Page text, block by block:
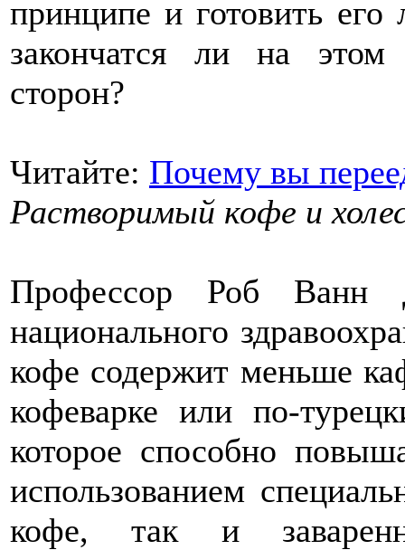
принципе и готовить
закончатся ли на этом
сторон?
Читайте: Почему вы
Растворимый кофе и
Профессор Роб Ванн
национального
кофе содержит меньше
кофеварке или по-
которое способно
использованием
кофе, так и